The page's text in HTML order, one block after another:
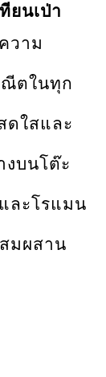
ยนเป่า
วาม
ณีตในทุก
ดใสและ
บนโต๊ะ
ละโรแมน
มผสาน